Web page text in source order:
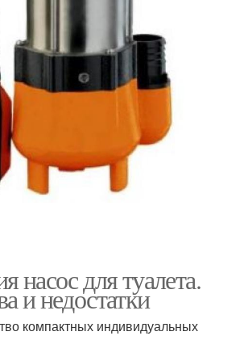
насос для туалета.
и недостатки
компактных индивидуальных